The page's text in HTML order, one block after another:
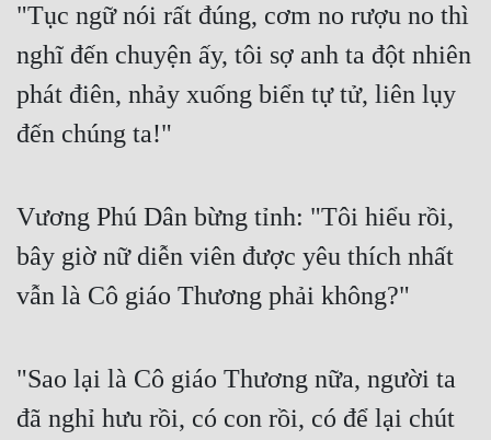
Làm Giàu
Mưu Mô
Mạt Thế
Mỹ Thực
Ngược
Nữ Cường
"Tục ngữ nói rất đúng, cơm no rượu no thì
nghĩ đến chuyện ấy, tôi sợ anh ta đột nhiên
phát điên, nhảy xuống biển tự tử, liên lụy
đến chúng ta!"
Vương Phú Dân bừng tỉnh: "Tôi hiểu rồi,
bây giờ nữ diễn viên được yêu thích nhất
vẫn là Cô giáo Thương phải không?"
"Sao lại là Cô giáo Thương nữa, người ta
đã nghỉ hưu rồi, có con rồi, có để lại chút